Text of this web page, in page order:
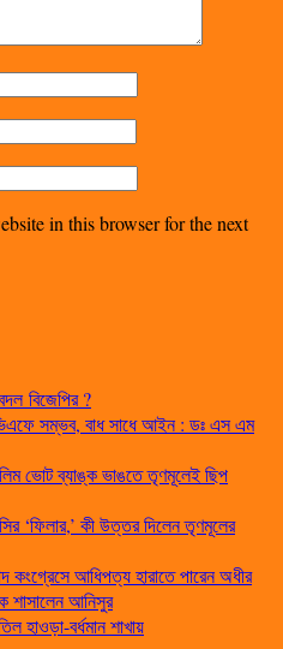
in this browser for the next
বিজেপির ?
সম্ভব, বাধ সাধে আইন : ডঃ এস এম
ভোট ব্যাঙ্ক ভাঙতে তৃণমূলেই ছিপ
‘ফিলার,’ কী উত্তর দিলেন তৃণমূলের
কংগ্রেসে আধিপত্য হারাতে পারেন অধীর
শাসালেন আনিসুর
হাওড়া-বর্ধমান শাখায়